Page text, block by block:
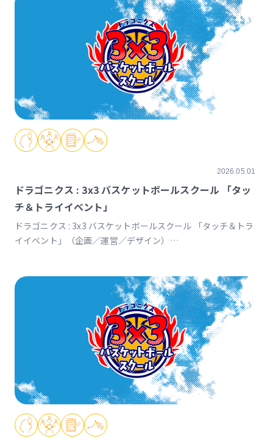
2026.05.01
ドラゴニクス : 3x3 バスケットボールスクール 「タッ
チ＆トライイベント」
ドラゴニクス : 3x3 バスケットボールスクール 「タッチ＆トラ
イイベント」（企画／運営／デザイン）